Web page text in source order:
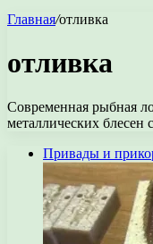
Главная/отливка
отливка
Современная рыбная
металлических
Привады и